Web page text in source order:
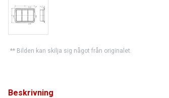
** Bilden kan skilja sig något från originalet.
Beskrivning